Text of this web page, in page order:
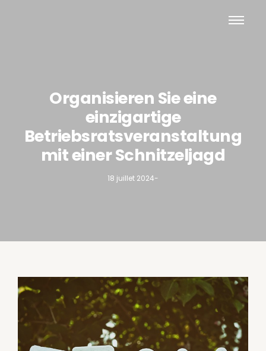
Organisieren Sie eine
einzigartige
Betriebsratsveranstaltung
mit einer Schnitzeljagd
18 juillet 2024-